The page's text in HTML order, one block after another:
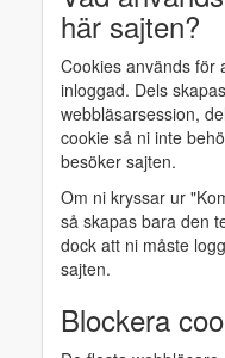
här sajten?
Cookies används för
inloggad. Dels
webbläsarsession,
cookie så ni inte
besöker sajten.
Om ni kryssar ur
så skapas bara den
dock att ni måste
sajten.
Blockera